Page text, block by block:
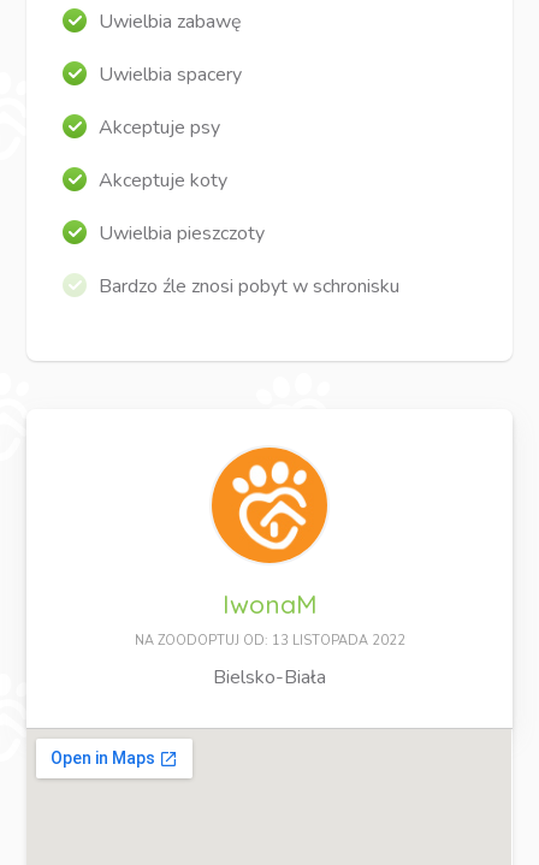
Uwielbia zabawę
Uwielbia spacery
Akceptuje psy
Akceptuje koty
Uwielbia pieszczoty
Bardzo źle znosi pobyt w schronisku
IwonaM
NA ZOODOPTUJ OD: 13 LISTOPADA 2022
Bielsko-Biała